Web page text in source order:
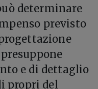
determinare
previsto
e di dettaglio
propri del